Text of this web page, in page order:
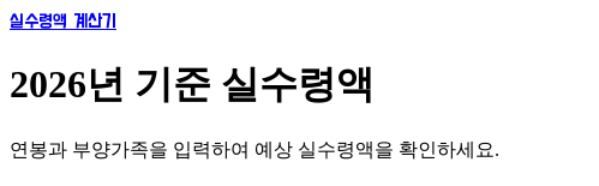
실수령액 계산기
2026년 기준 실수령액
연봉과 부양가족을 입력하여 예상 실수령액을 확인하세요.